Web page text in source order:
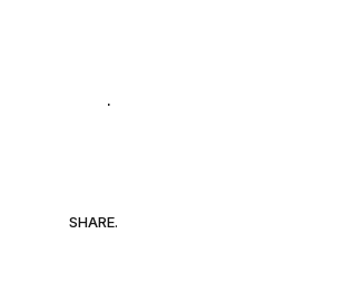
.
SHARE.